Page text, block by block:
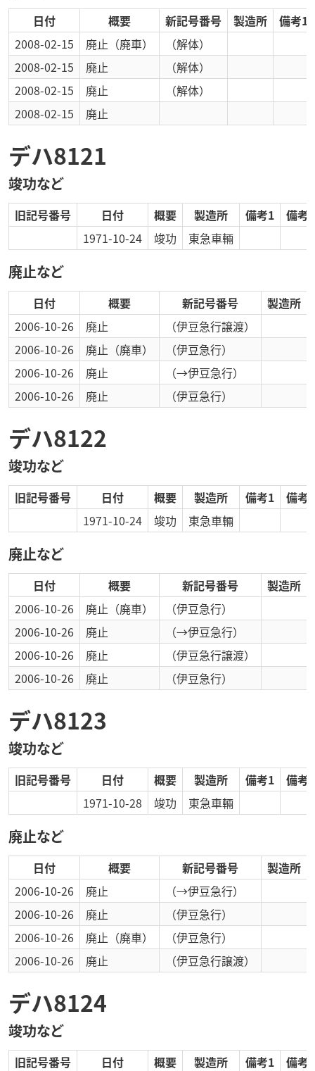
日付 概要 新記号番号 製造所
備考1
2008-02-15
廃止 （廃車）
（解体）
2008-02-15
廃止
（解体）
2008-02-15
廃止
（解体）
2008-02-15
廃止
デハ8121
竣功など
旧記号番号 日付 概要 製造所 備考1
備考2
1971-10-24
竣功 東急車輛
廃止など
日付 概要 新記号番号 製造所
2006-10-26
廃止
（伊豆急行譲渡）
2006-10-26
廃止 （廃車）
（伊豆急行）
2006-10-26
廃止
（→伊豆急行）
2006-10-26
廃止 （伊豆急行）
デハ8122
竣功など
旧記号番号 日付 概要 製造所 備考1
備考2
1971-10-24
竣功 東急車輛
廃止など
日付 概要 新記号番号 製造所
2006-10-26
廃止 （廃車）
（伊豆急行）
2006-10-26
廃止
（→伊豆急行）
2006-10-26
廃止
（伊豆急行譲渡）
2006-10-26
廃止 （伊豆急行）
デハ8123
竣功など
旧記号番号 日付 概要 製造所 備考1
備考2
1971-10-28
竣功 東急車輛
廃止など
日付 概要 新記号番号 製造所
2006-10-26
廃止
（→伊豆急行）
2006-10-26
廃止
（伊豆急行）
2006-10-26
廃止 （廃車）
（伊豆急行）
2006-10-26
廃止 （伊豆急行譲渡）
デハ8124
竣功など
旧記号番号 日付 概要 製造所 備考1
備考2